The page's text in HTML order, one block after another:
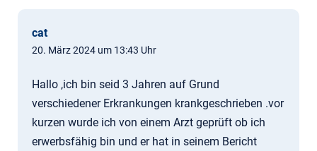
cat
20. März 2024 um 13:43 Uhr
Hallo ,ich bin seid 3 Jahren auf Grund
verschiedener Erkrankungen krankgeschrieben .vor
kurzen wurde ich von einem Arzt geprüft ob ich
erwerbsfähig bin und er hat in seinem Bericht